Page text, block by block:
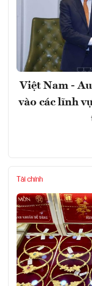
Việt Nam -
vào các lĩnh
Tài chính